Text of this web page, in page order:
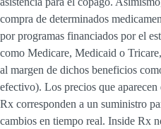
compra de determinados
por programas financiados por el
como Medicare, Medicaid o
al margen de dichos beneficios
efectivo). Los precios que
Rx corresponden a un suministro
cambios en tiempo real. Inside Rx